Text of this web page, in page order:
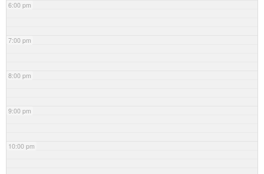
6:00 pm
7:00 pm
8:00 pm
9:00 pm
10:00 pm